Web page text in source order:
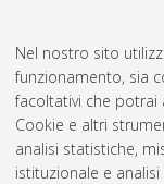
Nel nostro sito
funzionamento, sia
facoltativi che potrai
Cookie e altri
analisi statistiche,
istituzionale e
Telescopes: the
Alma Mater
ricerca in
10.6092/unibo/
Questa lista e'